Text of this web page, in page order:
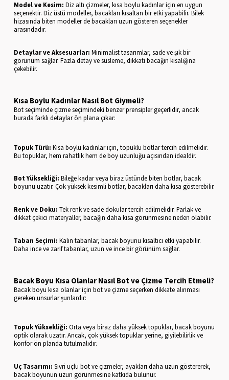
Model ve Kesim: Diz altı çizmeler, kısa boylu kadınlar için en uygun
seçenektir. Diz üstü modeller, bacakları kısaltan bir etki yapabilir. Bilek
hizasında biten modeller de bacakları uzun gösteren seçenekler
arasındadır.
Detaylar ve Aksesuarlar: Minimalist tasarımlar, sade ve şık bir
görünüm sağlar. Fazla detay ve süsleme, dikkati bacağın kısalığına
çekebilir.
Kısa Boylu Kadınlar Nasıl Bot Giymeli?
Bot seçiminde çizme seçimindeki benzer prensipler geçerlidir, ancak
burada farklı detaylar ön plana çıkar:
Topuk Türü: Kısa boylu kadınlar için, topuklu botlar tercih edilmelidir.
Bu topuklar, hem rahatlık hem de boy uzunluğu açısından idealdir.
Bot Yüksekliği: Bileğe kadar veya biraz üstünde biten botlar, bacak
boyunu uzatır. Çok yüksek kesimli botlar, bacakları daha kısa gösterebilir.
Renk ve Doku: Tek renk ve sade dokular tercih edilmelidir. Parlak ve
dikkat çekici materyaller, bacağın daha kısa görünmesine neden olabilir.
Taban Seçimi: Kalın tabanlar, bacak boyunu kısaltıcı etki yapabilir.
Daha ince ve zarif tabanlar, uzun ve ince bir görünüm sağlar.
Bacak Boyu Kısa Olanlar Nasıl Bot ve Çizme Tercih Etmeli?
Bacak boyu kısa olanlar için bot ve çizme seçerken dikkate alınması
gereken unsurlar şunlardır:
Topuk Yüksekliği: Orta veya biraz daha yüksek topuklar, bacak boyunu
optik olarak uzatır. Ancak, çok yüksek topuklar yerine, giyilebilirlik ve
konfor ön planda tutulmalıdır.
Uç Tasarımı: Sivri uçlu bot ve çizmeler, ayakları daha uzun göstererek,
bacak boyunun uzun görünmesine katkıda bulunur.